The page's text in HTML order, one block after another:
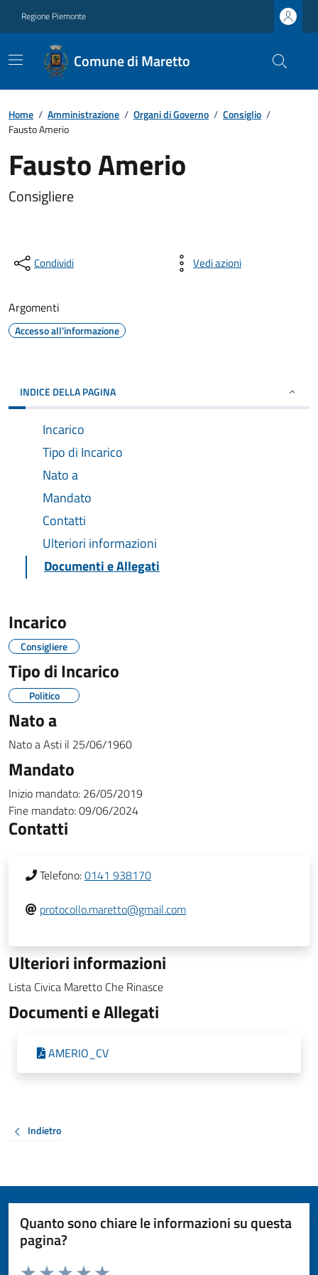
Regione Piemonte
Comune di Maretto
Home / Amministrazione / Organi di Governo / Consiglio /
Fausto Amerio
Fausto Amerio
Consigliere
Condividi Vedi azioni
Argomenti
Accesso all'informazione
INDICE DELLA PAGINA
Incarico
Tipo di Incarico
Nato a
Mandato
Contatti
Ulteriori informazioni
Documenti e Allegati
Incarico
Consigliere
Tipo di Incarico
Politico
Nato a
Nato aAsti il 25/06/1960
Mandato
Inizio mandato: 26/05/2019
Fine mandato:09/06/2024
Contatti
Telefono:0141 938170
protocollo.maretto@gmail.com
Ulteriori informazioni
Lista Civica Maretto Che Rinasce
Documenti e Allegati
AMERIO_CV
Indietro
Quanto sono chiare le informazioni su questa
pagina?
Valuta da 1 a 5 stelle la pagina